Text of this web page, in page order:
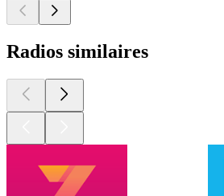
Radios similaires